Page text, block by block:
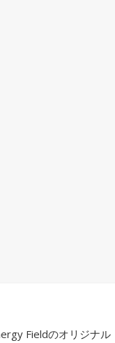
Fieldのオリジナル